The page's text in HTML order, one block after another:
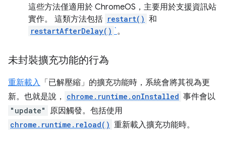
這些方法僅適用於 ChromeOS，主要用於支援資訊站
實作。 這類方法包括 restart() 和
restartAfterDelay() `。
未封裝擴充功能的行為
重新載入 「已解壓縮」的擴充功能時，系統會將其視為更
新。也就是說，
chrome.runtime.onInstalled 事件會以
"update" 原因觸發。包括使用
chrome.runtime.reload() 重新載入擴充功能時。